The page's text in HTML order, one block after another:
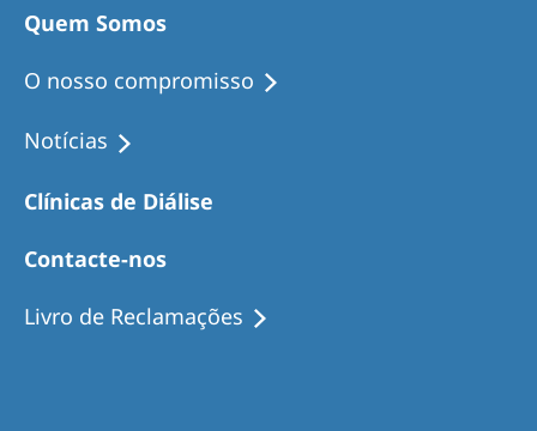
Quem Somos
O nosso compromisso
Notícias
Clínicas de Diálise
Contacte-nos
Livro de Reclamações